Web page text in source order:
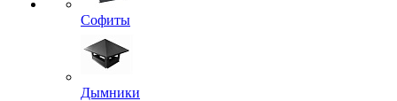
Софиты
Дымники